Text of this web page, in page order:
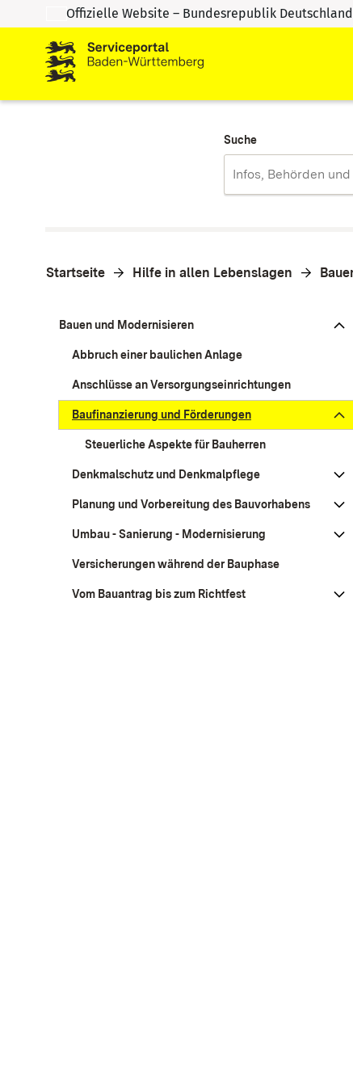
Zum Inhalt springen
Zur Suche springen
Offizielle Website – Bundesrepublik Deutschland
Suche
Startseite Hilfe in allen Lebenslagen
Bauen und Modernisieren
Abbruch einer baulichen Anlage
Anschlüsse an Versorgungseinrichtungen
Baufinanzierung und Förderungen
Steuerliche Aspekte für Bauherren
Denkmalschutz und Denkmalpflege
Planung und Vorbereitung des Bauvorhabens
Umbau - Sanierung - Modernisierung
Versicherungen während der Bauphase
Vom Bauantrag bis zum Richtfest